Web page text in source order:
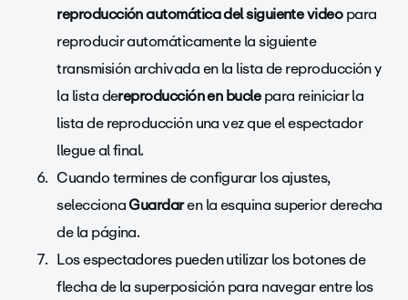
reproducción automática del siguiente videopara
reproducir automáticamente la siguiente
transmisión archivada en la lista de reproducción y
la lista dereproducción en buclepara reiniciar la
lista de reproducción una vez que el espectador
llegue al final.
Cuando termines de configurar los ajustes,
seleccionaGuardaren la esquina superior derecha
de la página.
Los espectadores pueden utilizar los botones de
flecha de la superposición para navegar entre los